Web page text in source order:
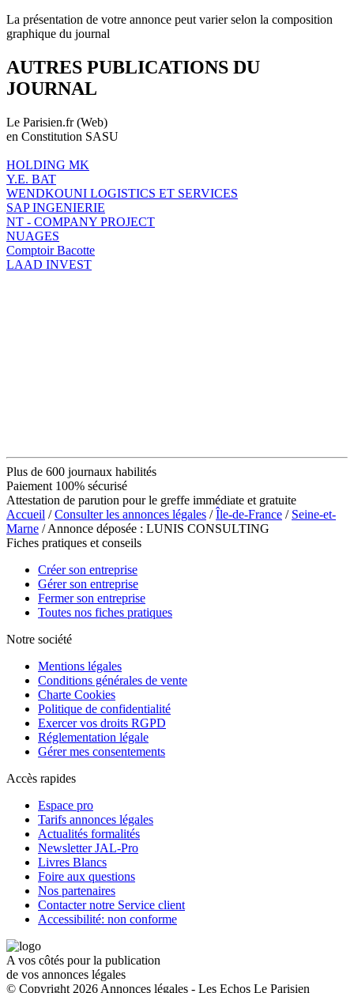
La présentation de votre annonce peut varier selon la composition
graphique du journal
AUTRES PUBLICATIONS DU
JOURNAL
Le Parisien.fr (Web)
en Constitution SASU
HOLDING MK
Y.E. BAT
WENDKOUNI LOGISTICS ET SERVICES
SAP INGENIERIE
NT - COMPANY PROJECT
NUAGES
Comptoir Bacotte
LAAD INVEST
Plus de 600 journaux habilités
Paiement 100% sécurisé
Attestation de parution pour le greffe immédiate et gratuite
Accueil /Consulter les annonces légales /Île-de-France / Seine-et-
Marne / Annonce déposée : LUNIS CONSULTING
Fiches pratiques et conseils
Créer son entreprise
Gérer son entreprise
Fermer son entreprise
Toutes nos fiches pratiques
Notre société
Mentions légales
Conditions générales de vente
Charte Cookies
Politique de confidentialité
Exercer vos droits RGPD
Réglementation légale
Gérer mes consentements
Accès rapides
Espace pro
Tarifs annonces légales
Actualités formalités
Newsletter JAL-Pro
Livres Blancs
Foire aux questions
Nos partenaires
Contacter notre Service client
Accessibilité: non conforme
A vos côtés pour la publication
de vos annonces légales
© Copyright 2026 Annonces légales - Les Echos Le Parisien